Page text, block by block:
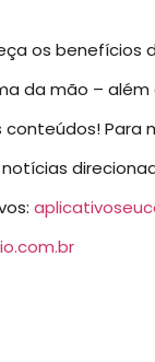
os benefícios
da mão –
Para